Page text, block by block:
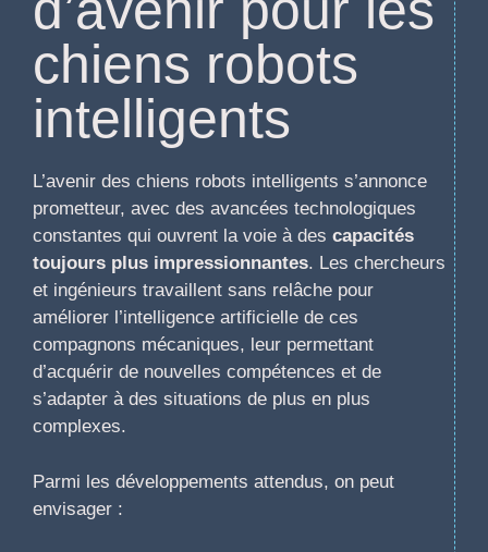
chiens robots
intelligents
L’avenir des chiens robots intelligents s’annonce
prometteur, avec des avancées technologiques
constantes qui ouvrent la voie à des capacités
toujours plus impressionnantes. Les chercheurs
et ingénieurs travaillent sans relâche pour
améliorer l’intelligence artificielle de ces
compagnons mécaniques, leur permettant
d’acquérir de nouvelles compétences et de
s’adapter à des situations de plus en plus
complexes.
Parmi les développements attendus, on peut
envisager :